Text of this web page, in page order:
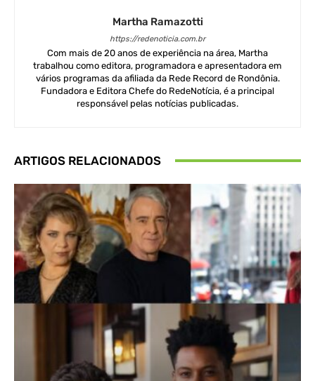
Martha Ramazotti
https://redenoticia.com.br
Com mais de 20 anos de experiência na área, Martha
trabalhou como editora, programadora e apresentadora em
vários programas da afiliada da Rede Record de Rondônia.
Fundadora e Editora Chefe do RedeNotícia, é a principal
responsável pelas notícias publicadas.
ARTIGOS RELACIONADOS